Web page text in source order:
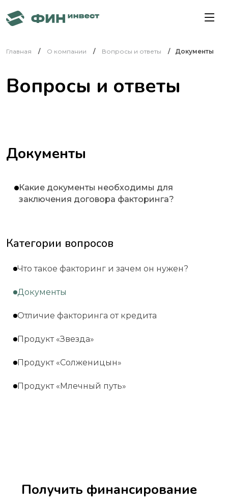
Главная О компании Вопросы и ответы Документы
Вопросы и ответы
Документы
Какие документы необходимы для
заключения договора факторинга?
Категории вопросов
Что такое факторинг и зачем он нужен?
Документы
Отличие факторинга от кредита
Продукт «Звезда»
Продукт «Солженицын»
Продукт «Млечный путь»
Получить финансирование